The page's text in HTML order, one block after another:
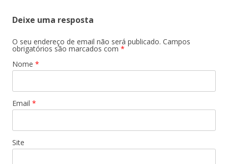
Deixe uma resposta
O seu endereço de email não será publicado. Campos
obrigatórios são marcados com *
Nome *
Email *
Site